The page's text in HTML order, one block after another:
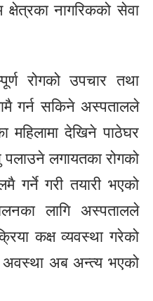
नागरिकको सेवा
रोगको उपचार तथा
गर्न सकिने अस्पतालले
महिलामा देखिने पाठेघर
लगायतका रोगको
गर्ने गरी तयारी भएको
लागि अस्पतालले
कक्ष व्यवस्था गरेको
अवस्था अब अन्त्य भएको